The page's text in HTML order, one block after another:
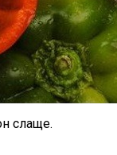
слаще.